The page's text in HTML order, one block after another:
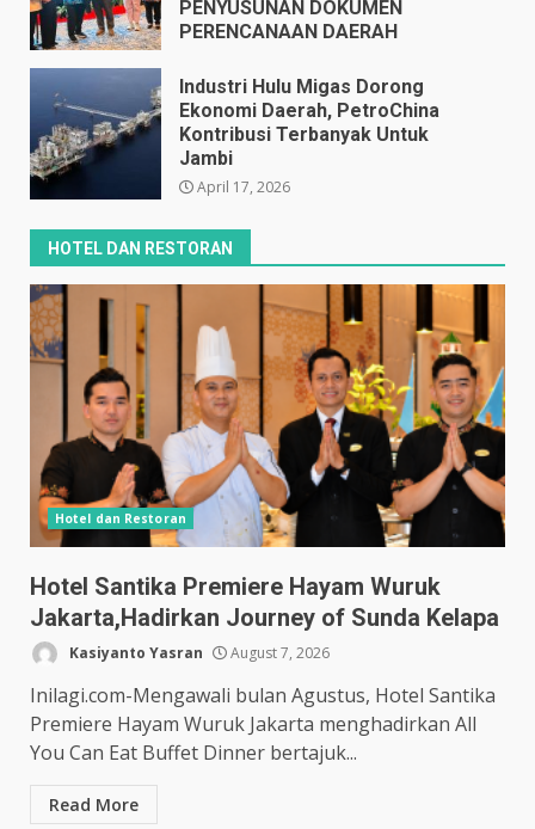
PENYUSUNAN DOKUMEN
PERENCANAAN DAERAH
Industri Hulu Migas Dorong
Ekonomi Daerah, PetroChina
Kontribusi Terbanyak Untuk
Jambi
April 17, 2026
HOTEL DAN RESTORAN
Hotel dan Restoran
Hotel Santika Premiere Hayam Wuruk
Jakarta,Hadirkan Journey of Sunda Kelapa
Kasiyanto Yasran August 7, 2026
Inilagi.com-Mengawali bulan Agustus, Hotel Santika
Premiere Hayam Wuruk Jakarta menghadirkan All
You Can Eat Buffet Dinner bertajuk...
Read More